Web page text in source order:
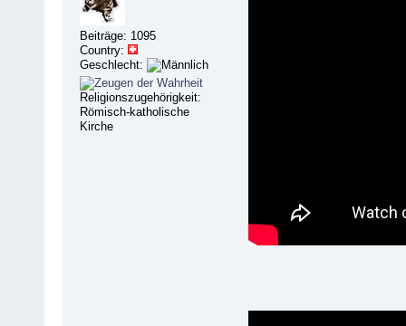
Beiträge: 1095
Country:
Geschlecht:
Religionszugehörigkeit:
Römisch-katholische
Kirche